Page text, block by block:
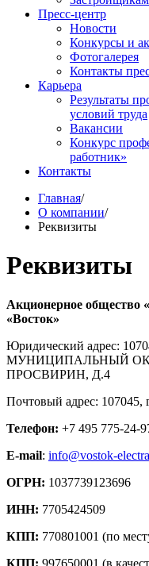
Пресс-центр
Новости
Конкурсы и
Фотогалерея
Контакты
Карьера
Результаты
условий труда
Вакансии
Конкурс
работник»
Контакты
Главная/
О компании/
Реквизиты
Реквизиты
Акционерное общество
«Восток»
Юридический адрес:
МУНИЦИПАЛЬНЫЙ
ПРОСВИРИН, Д.4
Почтовый адрес: 107045,
Телефон: +7 495 775-24-
E-mail: info@vostok-
ОГРН: 1037739123696
ИНН: 7705424509
КПП: 770801001 (по
КПП: 997650001 (в